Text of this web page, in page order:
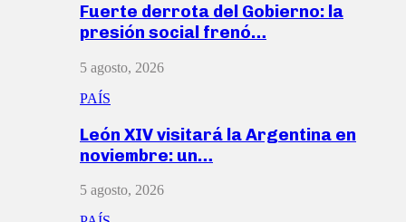
Fuerte derrota del Gobierno: la
presión social frenó…
5 agosto, 2026
PAÍS
León XIV visitará la Argentina en
noviembre: un…
5 agosto, 2026